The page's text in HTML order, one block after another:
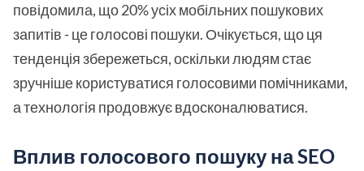
повідомила, що 20% усіх мобільних пошукових
запитів - це голосові пошуки. Очікується, що ця
тенденція збережеться, оскільки людям стає
зручніше користуватися голосовими помічниками,
а технологія продовжує вдосконалюватися.
Вплив голосового пошуку на SEO